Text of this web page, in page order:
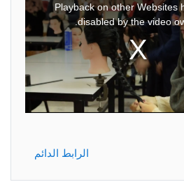
Playback on other Websites
disabled by the video
الرابط الدائم